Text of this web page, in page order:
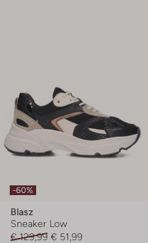
-60%
Blasz
Sneaker Low
€ 129,99 € 51,99